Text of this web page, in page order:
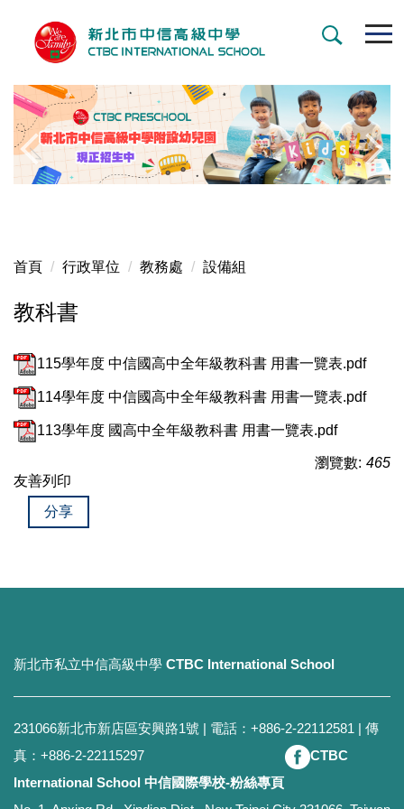
內
容
區
首頁 行政單位 教務處 設備組
教科書
115學年度 中信國高中全年級教科書 用書一覽表.pdf
114學年度 中信國高中全年級教科書 用書一覽表.pdf
113學年度 國高中全年級教科書 用書一覽表.pdf
瀏覽數: 465
友善列印
分享
新北市私立中信高級中學 CTBC International School
231066新北市新店區安興路1號 | 電話：+886-2-22112581 | 傳
真：+886-2-22115297
CTBC
International School 中信國際學校-粉絲專頁